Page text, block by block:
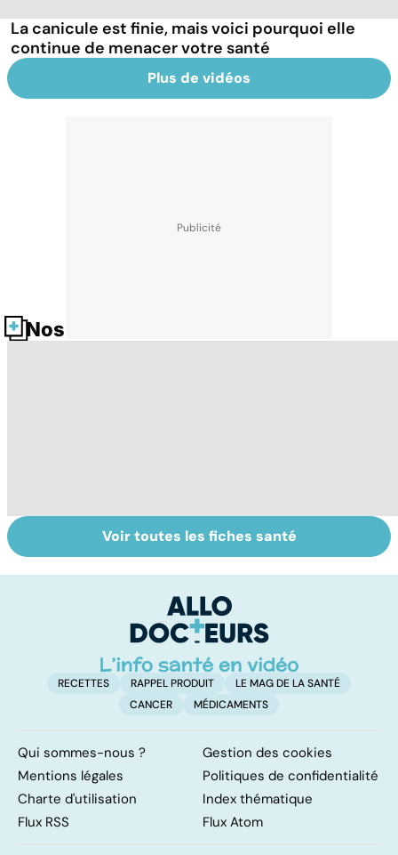
La canicule est finie, mais voici pourquoi elle
continue de menacer votre santé
Plus de vidéos
Nos fiches santé
Centenaires, des
exemples de
Personnes
âgées : faire face
d'autonomie
Voir toutes les fiches santé
RECETTES RAPPEL PRODUIT
LE MAG DE LA SANTÉ
CANCER
MÉDICAMENTS
Qui sommes-nous ?
Gestion des cookies
Mentions légales
Politiques de confidentialité
Charte d'utilisation
Index thématique
Flux RSS
Flux Atom